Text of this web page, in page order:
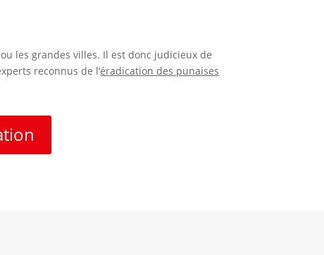
les grandes villes. Il est donc judicieux de
reconnus de l’éradication des punaises